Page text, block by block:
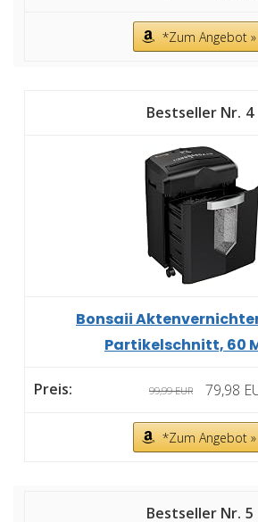
*Zum Angebot »
4
Bonsaii
Partikelschnitt, 60
99,99 EUR 79,98
*Zum Angebot »
5